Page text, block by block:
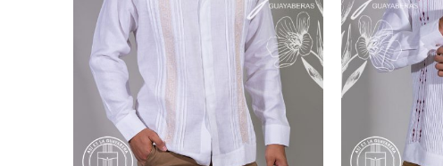
36 - S
38 - M
40 - L
42 - XL